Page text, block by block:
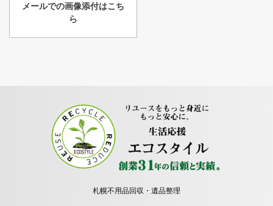
メールでの画像添付はこち
ら
札幌不用品回収・遺品整理